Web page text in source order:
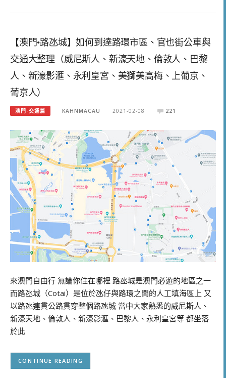
【澳門•路氹城】如何到達路環市區、官也街公車與
交通大整理（威尼斯人、新濠天地、倫敦人、巴黎
人、新濠影滙、永利皇宮、美獅美高梅、上葡京、
葡京人）
澳門-交通篇 KAHNMACAU 2021-02-08 221
來澳門自由行 無論你住在哪裡 路氹城是澳門必遊的地區之一
而路氹城（Cotai）是位於氹仔與路環之間的人工填海區上 又
以路氹連貫公路貫穿整個路氹城 當中大家熟悉的威尼斯人、
新濠天地、倫敦人、新濠影滙、巴黎人、永利皇宮等 都坐落
於此
CONTINUE READING